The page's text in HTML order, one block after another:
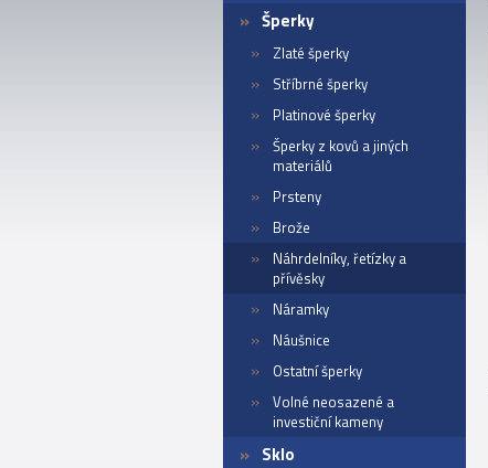
Šperky
Zlaté šperky
Stříbrné šperky
Platinové šperky
Šperky z kovů a jiných
materiálů
Prsteny
Brože
Náhrdelníky, řetízky a
přívěsky
Náramky
Náušnice
Ostatní šperky
Volné neosazené a
investiční kameny
Sklo